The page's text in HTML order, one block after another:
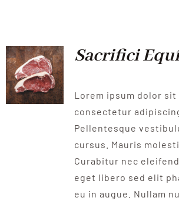
Sacrifici Equí
Lorem ipsum dolor sit
consectetur
Pellentesque
cursus. Mauris
Curabitur nec
eget libero sed elit
eu in augue. Nullam